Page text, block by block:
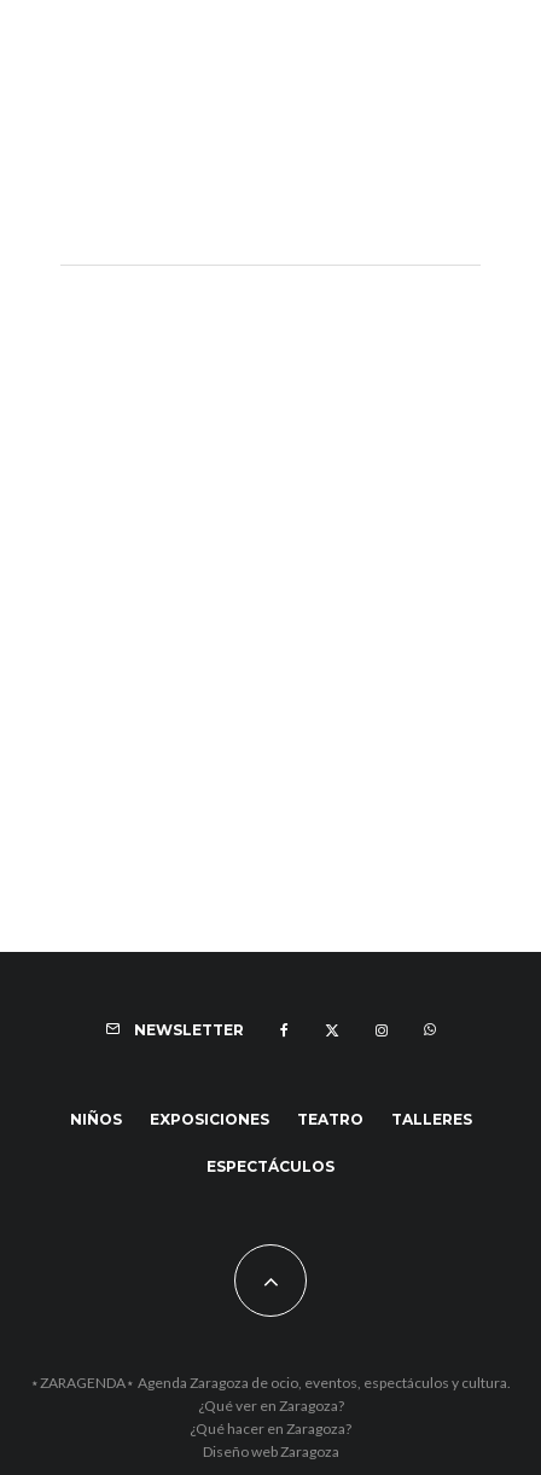
NEWSLETTER
NIÑOS EXPOSICIONES TEATRO TALLERES
ESPECTÁCULOS
⋆ZARAGENDA⋆ Agenda Zaragoza de ocio, eventos, espectáculos y cultura.
¿Qué ver en Zaragoza?
¿Qué hacer en Zaragoza?
Diseño web Zaragoza